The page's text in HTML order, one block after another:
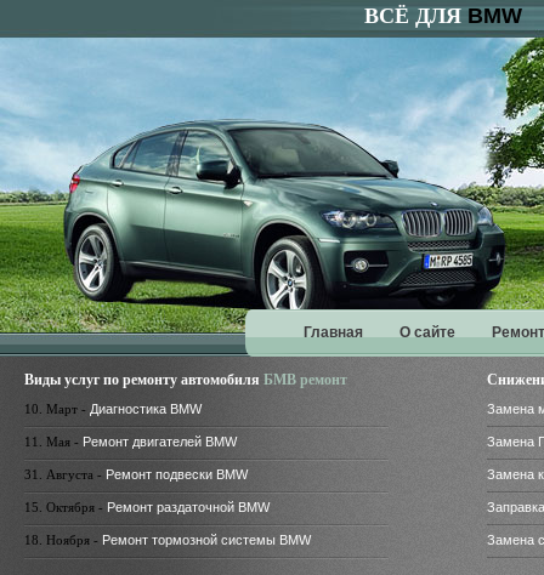
ВСЁ ДЛЯ BMW
Главная О сайте
Виды услуг по ремонту автомобиля БМВ ремонт
10. Март - Диагностика BMW
11. Мая - Ремонт двигателей BMW
31. Августа - Ремонт подвески BMW
15. Октября - Ремонт раздаточной BMW
18. Ноября - Ремонт тормозной системы BMW
Замена
Замена
Замена
Замена